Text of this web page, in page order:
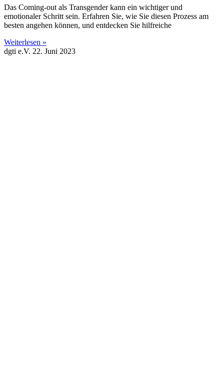
Das Coming-out als Transgender kann ein wichtiger und
emotionaler Schritt sein. Erfahren Sie, wie Sie diesen Prozess am
besten angehen können, und entdecken Sie hilfreiche
Weiterlesen »
dgti e.V. 22. Juni 2023